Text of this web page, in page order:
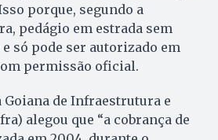
porque, segundo a
pedágio em estrada sem
só pode ser autorizado em
permissão oficial.
Goiana de Infraestrutura e
alegou que “a cobrança de